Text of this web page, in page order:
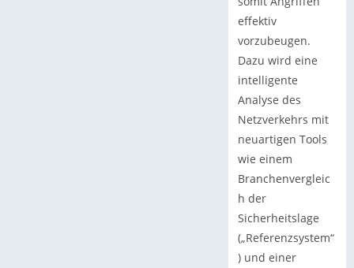
effektiv
vorzubeugen.
Dazu wird eine
intelligente
Analyse des
Netzverkehrs mit
neuartigen Tools
wie einem
Branchenvergleic
h der
Sicherheitslage
(„Referenzsystem“
) und einer